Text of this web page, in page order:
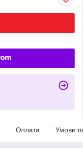
Оплата Умови